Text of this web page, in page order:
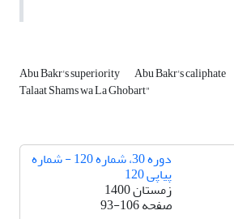
Abu Bakr's superiority Abu Bakr's caliphate
Talaat Shams wa La Ghobart"
دوره 30، شماره 120 - شماره
پیاپی 120
زمستان 1400
صفحه93-106